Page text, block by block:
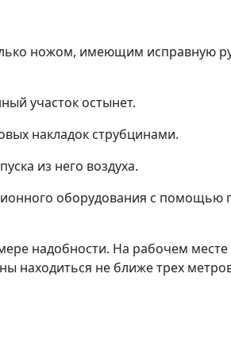
ножом, имеющим исправную
участок остынет.
накладок струбцинами.
из него воздуха.
оборудования с
надобности. На рабочем месте
находиться не ближе трех